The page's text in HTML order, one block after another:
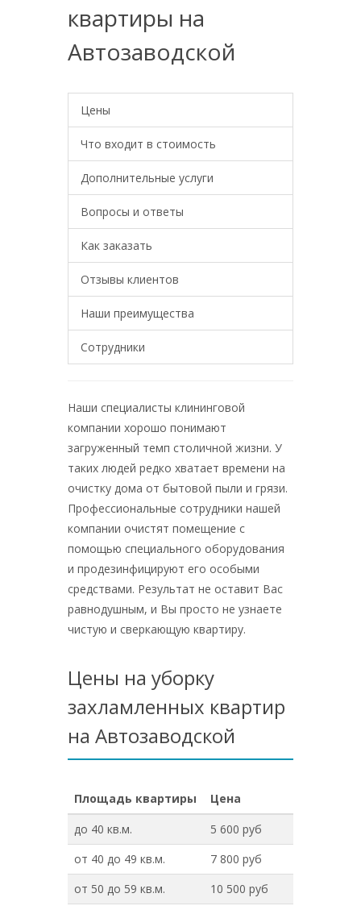
квартиры на
Автозаводской
Цены
Что входит в стоимость
Дополнительные услуги
Вопросы и ответы
Как заказать
Отзывы клиентов
Наши преимущества
Сотрудники
Наши специалисты клининговой
компании хорошо понимают
загруженный темп столичной жизни. У
таких людей редко хватает времени на
очистку дома от бытовой пыли и грязи.
Профессиональные сотрудники нашей
компании очистят помещение с
помощью специального оборудования
и продезинфицируют его особыми
средствами. Результат не оставит Вас
равнодушным, и Вы просто не узнаете
чистую и сверкающую квартиру.
Цены на уборку
захламленных квартир
на Автозаводской
Площадь квартиры
Цена
до 40 кв.м.
5 600 руб
от 40 до 49 кв.м.
7 800 руб
от 50 до 59 кв.м.
10 500 руб